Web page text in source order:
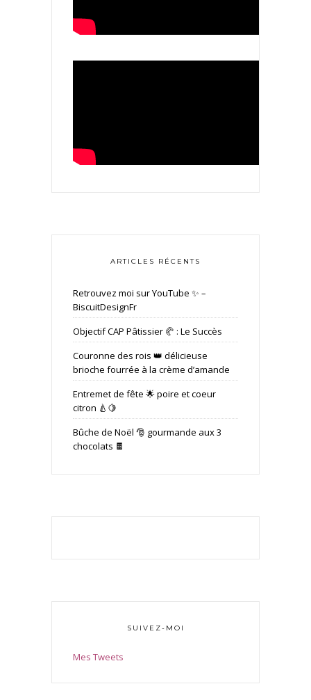
ARTICLES RÉCENTS
Retrouvez moi sur YouTube ✨ –
BiscuitDesignFr
Objectif CAP Pâtissier 🥐 : Le Succès
Couronne des rois 👑 délicieuse
brioche fourrée à la crème d’amande
Entremet de fête 🌟 poire et coeur
citron 🍐🍋
Bûche de Noël 🎅 gourmande aux 3
chocolats 🍫
SUIVEZ-MOI
Mes Tweets